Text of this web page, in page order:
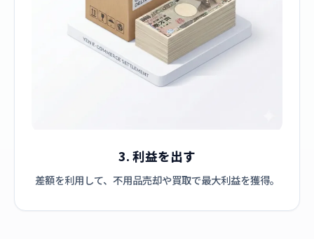
3. 利益を出す
差額を利用して、不用品売却や買取で最大利益を獲得。